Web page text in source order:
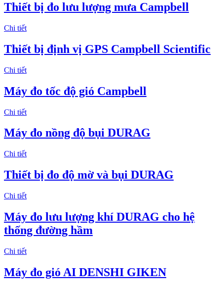
Thiết bị đo lưu lượng mưa Campbell
Chi tiết
Thiết bị định vị GPS Campbell Scientific
Chi tiết
Máy đo tốc độ gió Campbell
Chi tiết
Máy đo nồng độ bụi DURAG
Chi tiết
Thiết bị đo độ mờ và bụi DURAG
Chi tiết
Máy đo lưu lượng khí DURAG cho hệ
thống đường hầm
Chi tiết
Máy đo gió AI DENSHI GIKEN